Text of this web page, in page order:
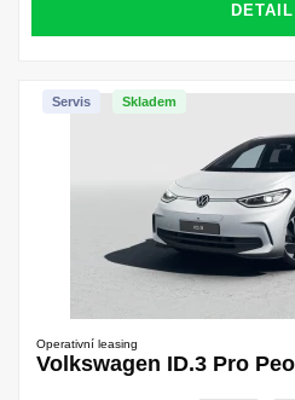
DETAIL
Skladem
Servis
Operativní leasing
Volkswagen ID.3 Pro